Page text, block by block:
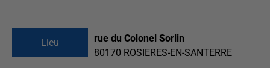
Lieu
rue du Colonel Sorlin
80170 ROSIERES-EN-SANTERRE